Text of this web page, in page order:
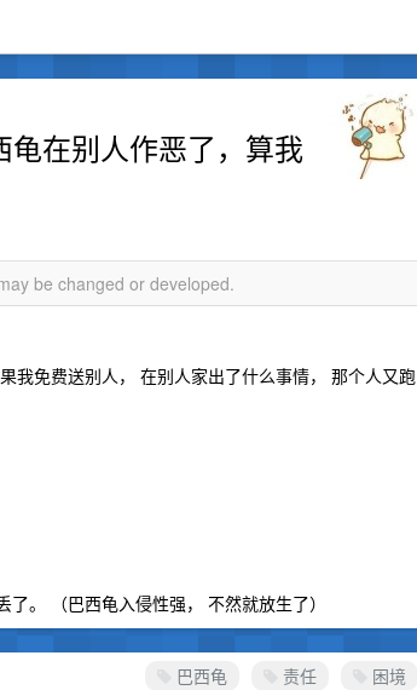
在别人作恶了，算我
be changed or developed.
我免费送别人， 在别人家出了什么事情， 那个人又跑
。 （巴西龟入侵性强， 不然就放生了）
巴西龟 责任 困境